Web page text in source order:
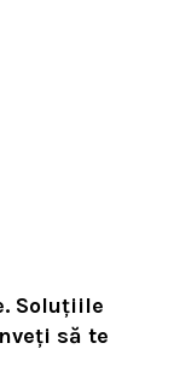
Soluțiile
să te